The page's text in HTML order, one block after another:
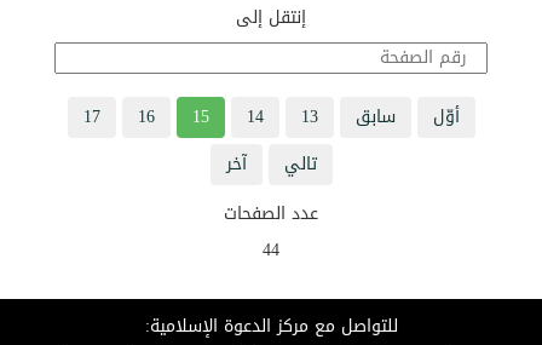
إنتقل إلى
أوّل سابق 13
14
15
16
17
تالي
آخر
عدد الصفحات
44
للتواصل مع مركز الدعوة الإسلامية: